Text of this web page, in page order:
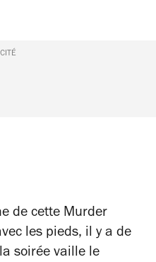
de cette Murder
les pieds, il y a de
soirée vaille le